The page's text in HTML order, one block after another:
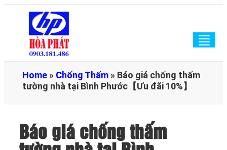
Home » Chống Thấm » Báo giá chống thấm
tường nhà tại Bình Phước【Ưu đãi 10%】
Báo giá chống thấm